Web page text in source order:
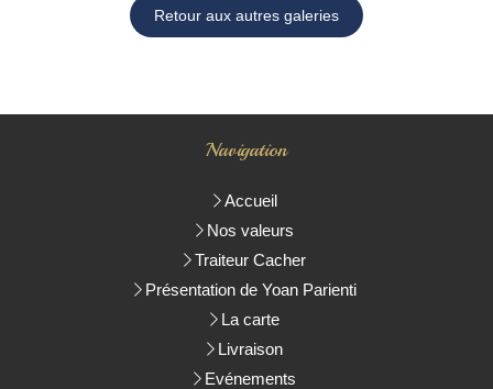
Retour aux autres galeries
Navigation
Accueil
Nos valeurs
Traiteur Cacher
Présentation de Yoan Parienti
La carte
Livraison
Evénements